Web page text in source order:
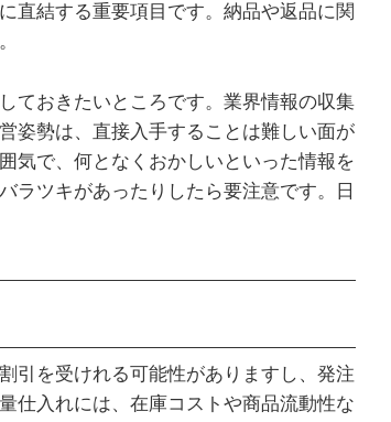
直結する重要項目です。納品や返品に関
ておきたいところです。業界情報の収集
姿勢は、直接入手することは難しい面が
気で、何となくおかしいといった情報を
ラツキがあったりしたら要注意です。日
引を受けれる可能性がありますし、発注
仕入れには、在庫コストや商品流動性な